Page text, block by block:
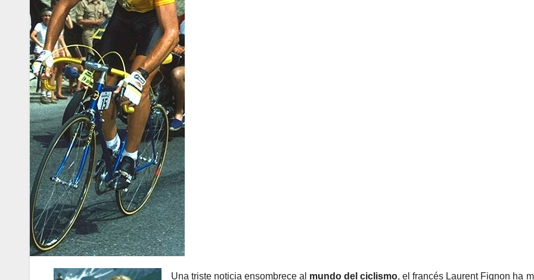
Una triste noticia ensombrece al mundo del ciclismo, el francés Laurent Fignon ha